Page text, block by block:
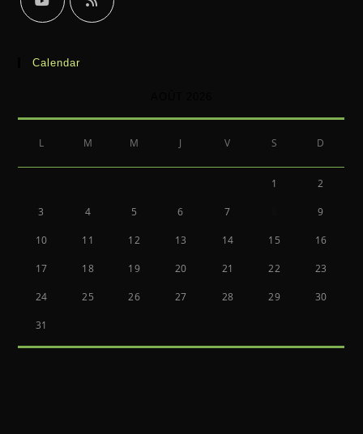
Calendar
L M M J V S D
1 2
3 4 5 6 7 9
10 11 12 13 14 15 16
17 18 19 20 21 22 23
24 25 26 27 28 29 30
31